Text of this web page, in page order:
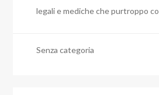
legali e mediche che purtroppo
Senza categoria